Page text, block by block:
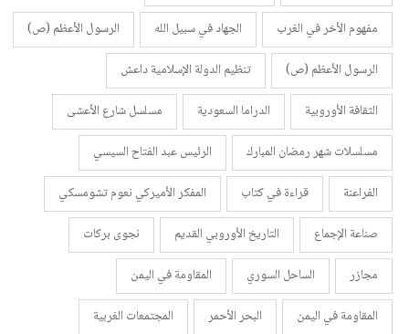
مفهوم الأخر في الغرب
الجهاد في سبيل الله
الرسول الأعظم (ص)
الرسول الأعظم (ص)
تنظيم الدولة الإسلامية داعش
الثقافة الأوروبية
الدراما السعودية
مسلسل شارع الأعشى
مسلسلات شهر رمضان المبارك
الرئيس عبد الفتاح السيسي
الفراعنة
قراءة في كتاب
المفكر الأميركي نعوم تشومسكي
صناعة الإجماع
التاريخ الأوروبي القديم
نجوى بركات
مجازر
الساحل السوري
المقاومة في اليمن
المقاومة في اليمن
البحر الأحمر
المجتمعات الغربية